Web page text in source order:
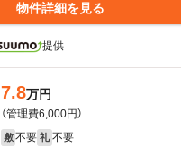
物件詳細を見る
提供
7.8万円
（管理費6,000円）
敷 不要 礼 不要